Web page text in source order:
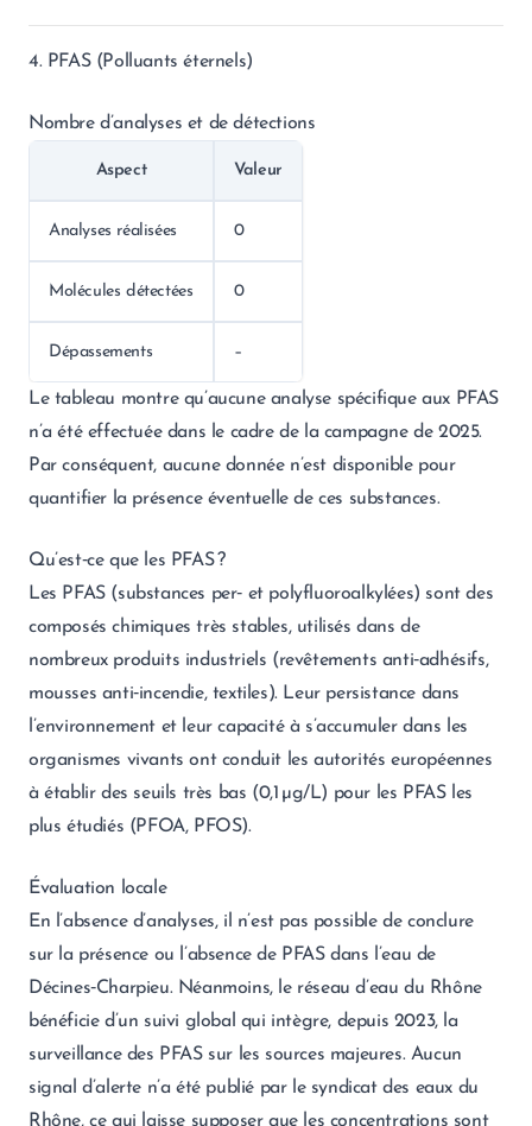
4. PFAS (Polluants éternels)
Nombre d’analyses et de détections
Aspect Valeur
Analyses réalisées 0
Molécules détectées 0
Dépassements –
Le tableau montre qu’aucune analyse spécifique aux PFAS
n’a été effectuée dans le cadre de la campagne de 2025.
Par conséquent, aucune donnée n’est disponible pour
quantifier la présence éventuelle de ces substances.
Qu’est‑ce que les PFAS ?
Les PFAS (substances per‑ et polyfluoroalkylées) sont des
composés chimiques très stables, utilisés dans de
nombreux produits industriels (revêtements anti‑adhésifs,
mousses anti‑incendie, textiles). Leur persistance dans
l’environnement et leur capacité à s’accumuler dans les
organismes vivants ont conduit les autorités européennes
à établir des seuils très bas (0,1 µg/L) pour les PFAS les
plus étudiés (PFOA, PFOS).
Évaluation locale
En l’absence d’analyses, il n’est pas possible de conclure
sur la présence ou l’absence de PFAS dans l’eau de
Décines‑Charpieu. Néanmoins, le réseau d’eau du Rhône
bénéficie d’un suivi global qui intègre, depuis 2023, la
surveillance des PFAS sur les sources majeures. Aucun
signal d’alerte n’a été publié par le syndicat des eaux du
Rhône, ce qui laisse supposer que les concentrations sont